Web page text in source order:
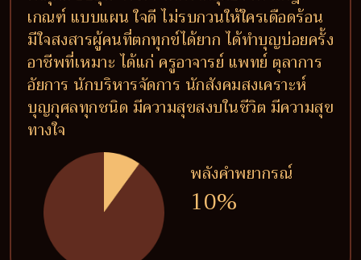
เกณฑ์ แบบแผน ใจดี ไม่รบกวนให้ใครเดือดร้อน
มีใจสงสารผู้คนที่ตกทุกข์ได้ยาก ได้ทำบุญบ่อยครั้ง
อาชีพที่เหมาะ ได้แก่ ครูอาจารย์ แพทย์ ตุลาการ
อัยการ นักบริหารจัดการ นักสังคมสงเคราะห์
บุญกุศลทุกชนิด มีความสุขสงบในชีวิต มีความสุข
ทางใจ
พลังคำพยากรณ์
10%